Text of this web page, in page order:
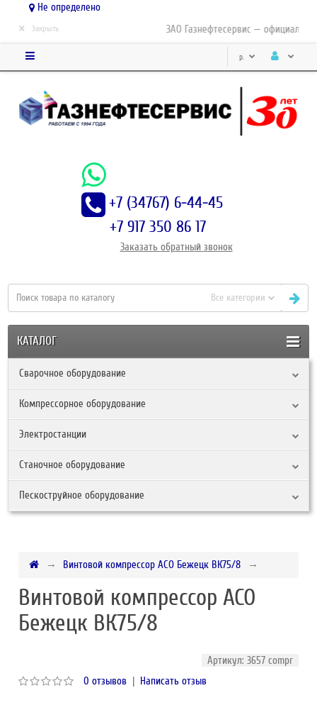
Не определено
ЗАО Газнефтесервис —
× Закрыть
р.
+7 (34767) 6-44-45
+7 917 350 86 17
Заказать обратный звонок
Все категории
КАТАЛОГ
Сварочное оборудование
Компрессорное оборудование
Электростанции
Станочное оборудование
Пескоструйное оборудование
Винтовой компрессор АСО Бежецк ВК75/8
Винтовой компрессор АСО
Бежецк ВК75/8
Артикул: 3657 compr
0 отзывов | Написать отзыв